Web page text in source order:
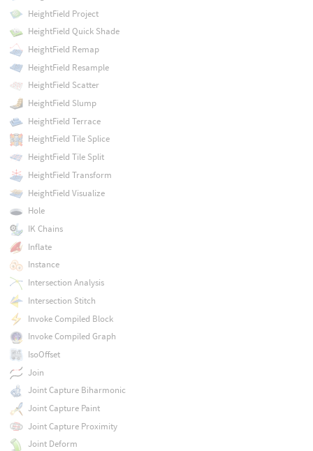
HeightField Project
HeightField Quick Shade
HeightField Remap
HeightField Resample
HeightField Scatter
HeightField Slump
HeightField Terrace
HeightField Tile Splice
HeightField Tile Split
HeightField Transform
HeightField Visualize
Hole
IK Chains
Inflate
Instance
Intersection Analysis
Intersection Stitch
Invoke Compiled Block
Invoke Compiled Graph
IsoOffset
Join
Joint Capture Biharmonic
Joint Capture Paint
Joint Capture Proximity
Joint Deform